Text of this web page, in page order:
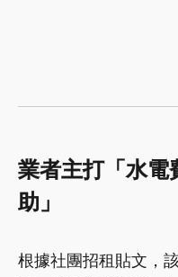
業者主打「水電
助」
根據社團招租貼文，